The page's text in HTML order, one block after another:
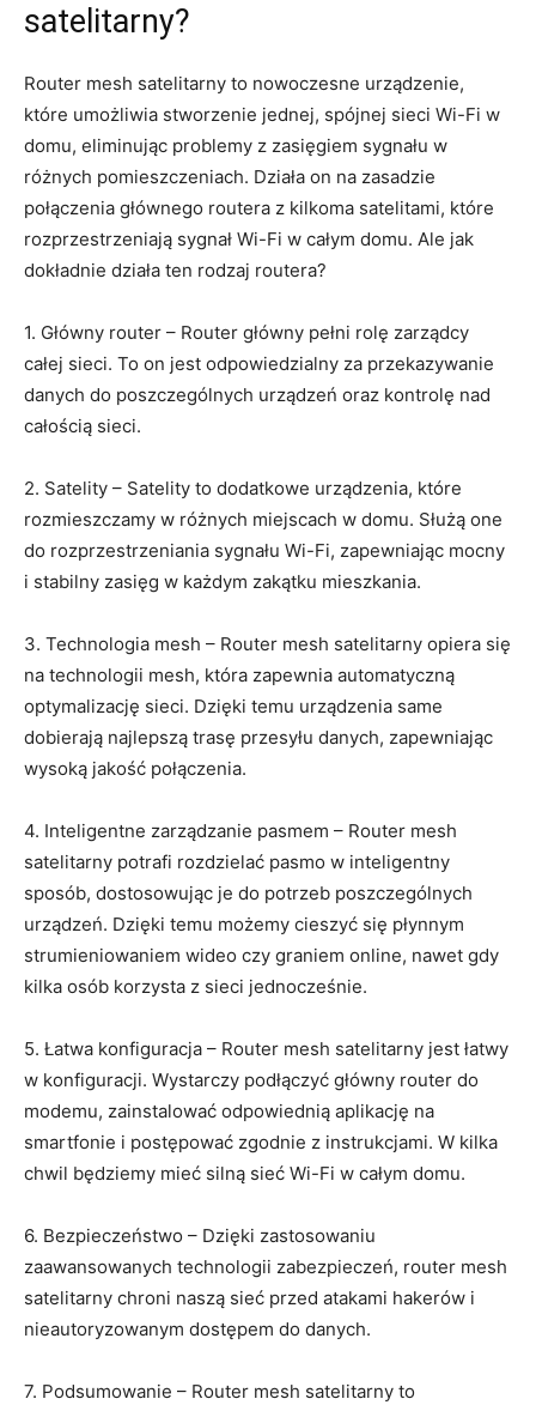
satelitarny?
Router mesh satelitarny to nowoczesne urządzenie,
które umożliwia stworzenie jednej, spójnej sieci Wi-Fi w
domu, eliminując problemy z zasięgiem sygnału w
różnych pomieszczeniach. Działa on na zasadzie
połączenia głównego routera z kilkoma satelitami, które
rozprzestrzeniają sygnał Wi-Fi w całym domu. Ale jak
dokładnie działa ten rodzaj routera?
1. Główny router – Router główny pełni rolę zarządcy
całej sieci. To on jest odpowiedzialny za przekazywanie
danych do poszczególnych urządzeń oraz kontrolę nad
całością sieci.
2. Satelity – Satelity to dodatkowe urządzenia, które
rozmieszczamy w różnych miejscach w domu. Służą one
do rozprzestrzeniania sygnału Wi-Fi, zapewniając mocny
i stabilny zasięg w każdym zakątku mieszkania.
3. Technologia mesh – Router mesh satelitarny opiera się
na technologii mesh, która zapewnia automatyczną
optymalizację sieci. Dzięki temu urządzenia same
dobierają najlepszą trasę przesyłu danych, zapewniając
wysoką jakość połączenia.
4. Inteligentne zarządzanie pasmem – Router mesh
satelitarny potrafi rozdzielać pasmo w inteligentny
sposób, dostosowując je do potrzeb poszczególnych
urządzeń. Dzięki temu możemy cieszyć się płynnym
strumieniowaniem wideo czy graniem online, nawet gdy
kilka osób korzysta z sieci jednocześnie.
5. Łatwa konfiguracja – Router mesh satelitarny jest łatwy
w konfiguracji. Wystarczy podłączyć główny router do
modemu, zainstalować odpowiednią aplikację na
smartfonie i postępować zgodnie z instrukcjami. W kilka
chwil będziemy mieć silną sieć Wi-Fi w całym domu.
6. Bezpieczeństwo – Dzięki zastosowaniu
zaawansowanych technologii zabezpieczeń, router mesh
satelitarny chroni naszą sieć przed atakami hakerów i
nieautoryzowanym dostępem do danych.
7. Podsumowanie – Router mesh satelitarny to